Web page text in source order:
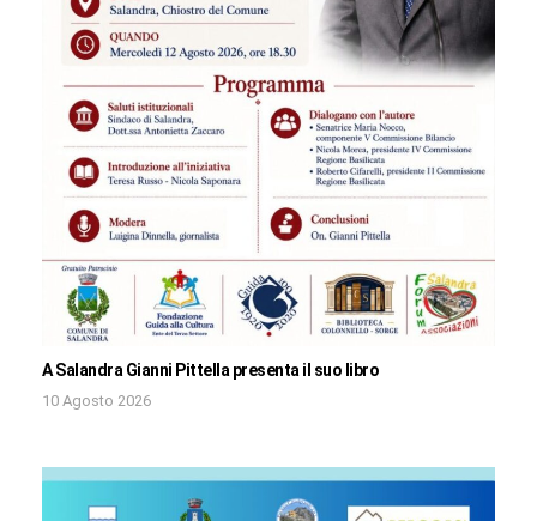
A Salandra Gianni Pittella presenta il suo libro
10 Agosto 2026